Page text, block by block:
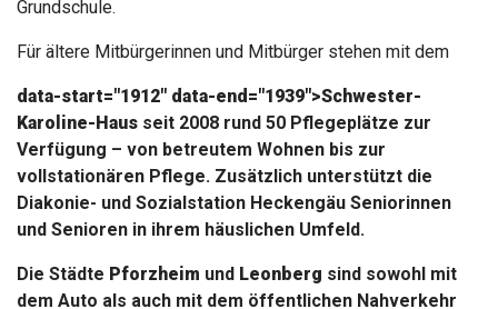
Grundschule.
Für ältere Mitbürgerinnen und Mitbürger stehen mit dem
data-start="1912" data-end="1939">Schwester-
Karoline-Haus seit 2008 rund 50 Pflegeplätze zur
Verfügung – von betreutem Wohnen bis zur
vollstationären Pflege. Zusätzlich unterstützt die
Diakonie- und Sozialstation Heckengäu Seniorinnen
und Senioren in ihrem häuslichen Umfeld.
Die Städte Pforzheim und Leonberg sind sowohl mit
dem Auto als auch mit dem öffentlichen Nahverkehr